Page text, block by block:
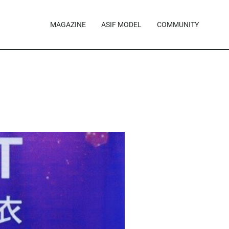
MAGAZINE ASIF MODEL COMMUNITY